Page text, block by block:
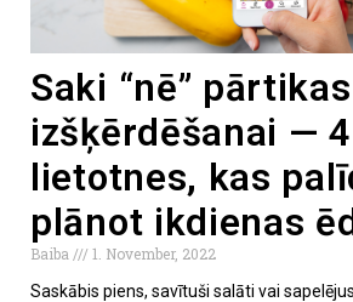
Saki “nē” pārtikas
izšķērdēšanai — 4
lietotnes, kas
plānot ikdienas
Baiba
1. November, 2022
Saskābis piens, savītuši salāti vai